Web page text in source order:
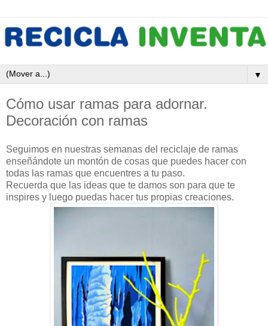
▼
Cómo usar ramas para adornar.
Decoración con ramas
Seguimos en nuestras semanas del reciclaje de ramas
enseñándote un montón de cosas que puedes hacer con
todas las ramas que encuentres a tu paso.
Recuerda que las ideas que te damos son para que te
inspires y luego puedas hacer tus propias creaciones.